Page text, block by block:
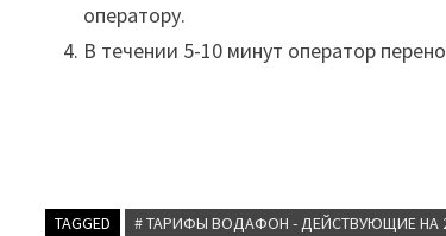
оператору.
В течении 5-10 минут оператор
TAGGED # ТАРИФЫ ВОДАФОН - ДЕЙСТВУЮЩИЕ НА